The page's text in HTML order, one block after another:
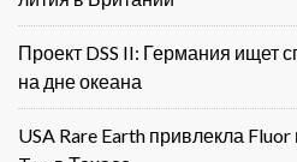
Проект DSS II: Германия ищет
на дне океана
USA Rare Earth привлекла Fluor